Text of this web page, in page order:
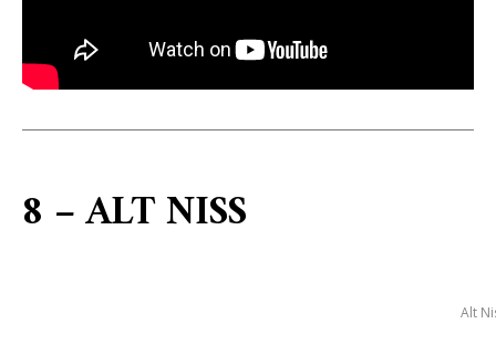
8 – ALT NISS
Alt